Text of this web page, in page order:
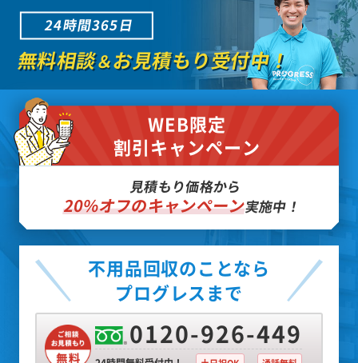
24時間365日
無料相談＆お見積もり受付中！
WEB限定
割引キャンペーン
見積もり価格から
20%オフのキャンペーン実施中！
不用品回収のことなら
プログレスまで
0120-926-449